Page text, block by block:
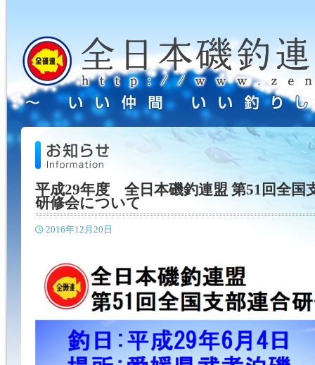
平成29年度 全日本磯釣連盟 第51回全国
研修会について
2016年12月20日